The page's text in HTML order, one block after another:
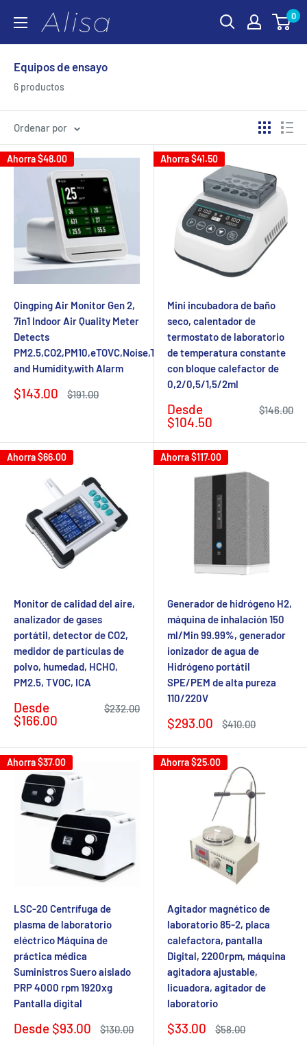
contenido
ALISA 0
Equipos de ensayo
6 productos
Ordenar por
Ahorra$48.00
Qingping Air Monitor Gen 2,
7in1 Indoor Air Quality Meter
Detects
PM2.5,CO2,PM10,eTOVC,Noise,Temperature
and Humidity,with Alarm
Precio
$143.00
Precio
$191.00
Ahorra$41.50
Mini incubadora de baño
seco, calentador de
termostato de laboratorio
de temperatura constante
con bloque calefactor de
0,2/0,5/1,5/2ml
Precio
de
Desde
$104.50
Precio
$146.00
Ahorra$66.00
Monitor de calidad del aire,
analizador de gases
portátil, detector de CO2,
medidor de partículas de
polvo, humedad, HCHO,
PM2.5, TVOC, ICA
Precio
de
Desde
$166.00
Precio
$232.00
Ahorra$117.00
Generador de hidrógeno H2,
máquina de inhalación 150
ml/Min 99.99%, generador
ionizador de agua de
Hidrógeno portátil
SPE/PEM de alta pureza
110/220V
Precio
venta
$293.00
Precio
$410.00
Ahorra$37.00
LSC-20 Centrífuga de
plasma de laboratorio
eléctrico Máquina de
práctica médica
Suministros Suero aislado
PRP 4000 rpm 1920xg
Pantalla digital
Precio
Desde $93.00
Precio
$130.00
Ahorra$25.00
Agitador magnético de
laboratorio 85-2, placa
calefactora, pantalla
Digital, 2200rpm, máquina
agitadora ajustable,
licuadora, agitador de
laboratorio
Precio
$33.00
Precio
$58.00